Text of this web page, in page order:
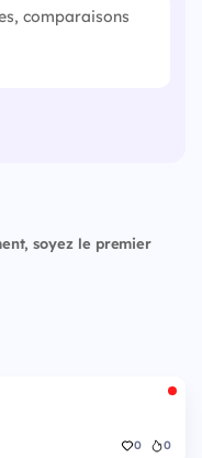
soyez le premier
0 0